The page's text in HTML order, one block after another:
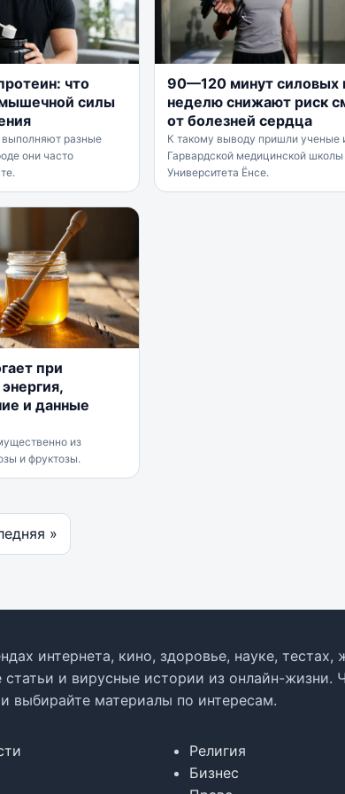
что
силы
выполняют разные
они часто
90—120 минут силовых
неделю снижают риск
от болезней сердца
К такому выводу пришли ученые
Гарвардской медицинской школы
Университета Ёнсе.
при
и данные
из
и фруктозы.
»
интернета, кино, здоровье, науке,
и вирусные истории из онлайн-жизни.
выбирайте материалы по интересам.
Религия
Бизнес